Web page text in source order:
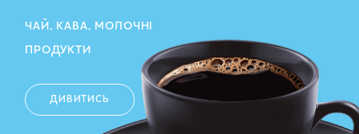
ЧАЙ, КАВА, МОЛОЧНІ
ПРОДУКТИ
ДИВИТИСЬ